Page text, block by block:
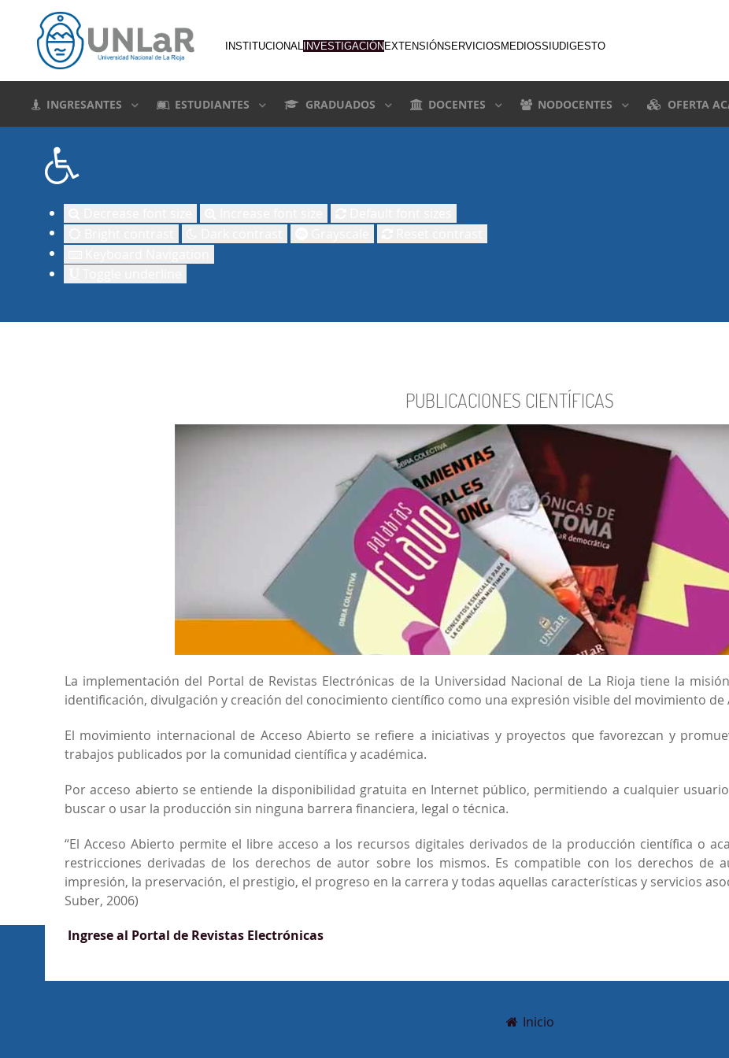
INSTITUCIONAL INVESTIGACIÓN EXTENSIÓNSERVICIOS MEDIOSSIUDIGESTO
INGRESANTES ESTUDIANTES GRADUADOS DOCENTES NODOCENTES OFERTA
PUBLICACIONES CIENTÍFICAS
La implementación del Portal de Revistas Electrónicas de la Universidad Nacional de La Rioja tiene la
identificación, divulgación y creación del conocimiento científico como una expresión visible del movimiento de
El movimiento internacional de Acceso Abierto se refiere a iniciativas y proyectos que favorezcan y
trabajos publicados por la comunidad científica y académica.
Por acceso abierto se entiende la disponibilidad gratuita en Internet público, permitiendo a cualquier
buscar o usar la producción sin ninguna barrera financiera, legal o técnica.
“El Acceso Abierto permite el libre acceso a los recursos digitales derivados de la producción científica o
restricciones derivadas de los derechos de autor sobre los mismos. Es compatible con los derechos de
impresión, la preservación, el prestigio, el progreso en la carrera y todas aquellas características y servicios
Suber, 2006)
Ingrese al Portal de Revistas Electrónicas
Inicio